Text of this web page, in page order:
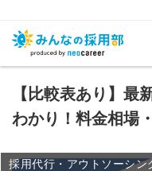
【比較表あり】最
わかり！料金相場
採用代行・アウトソーシン